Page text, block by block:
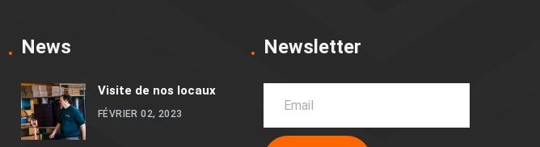
News
Visite de nos locaux
FÉVRIER 02, 2023
Newsletter